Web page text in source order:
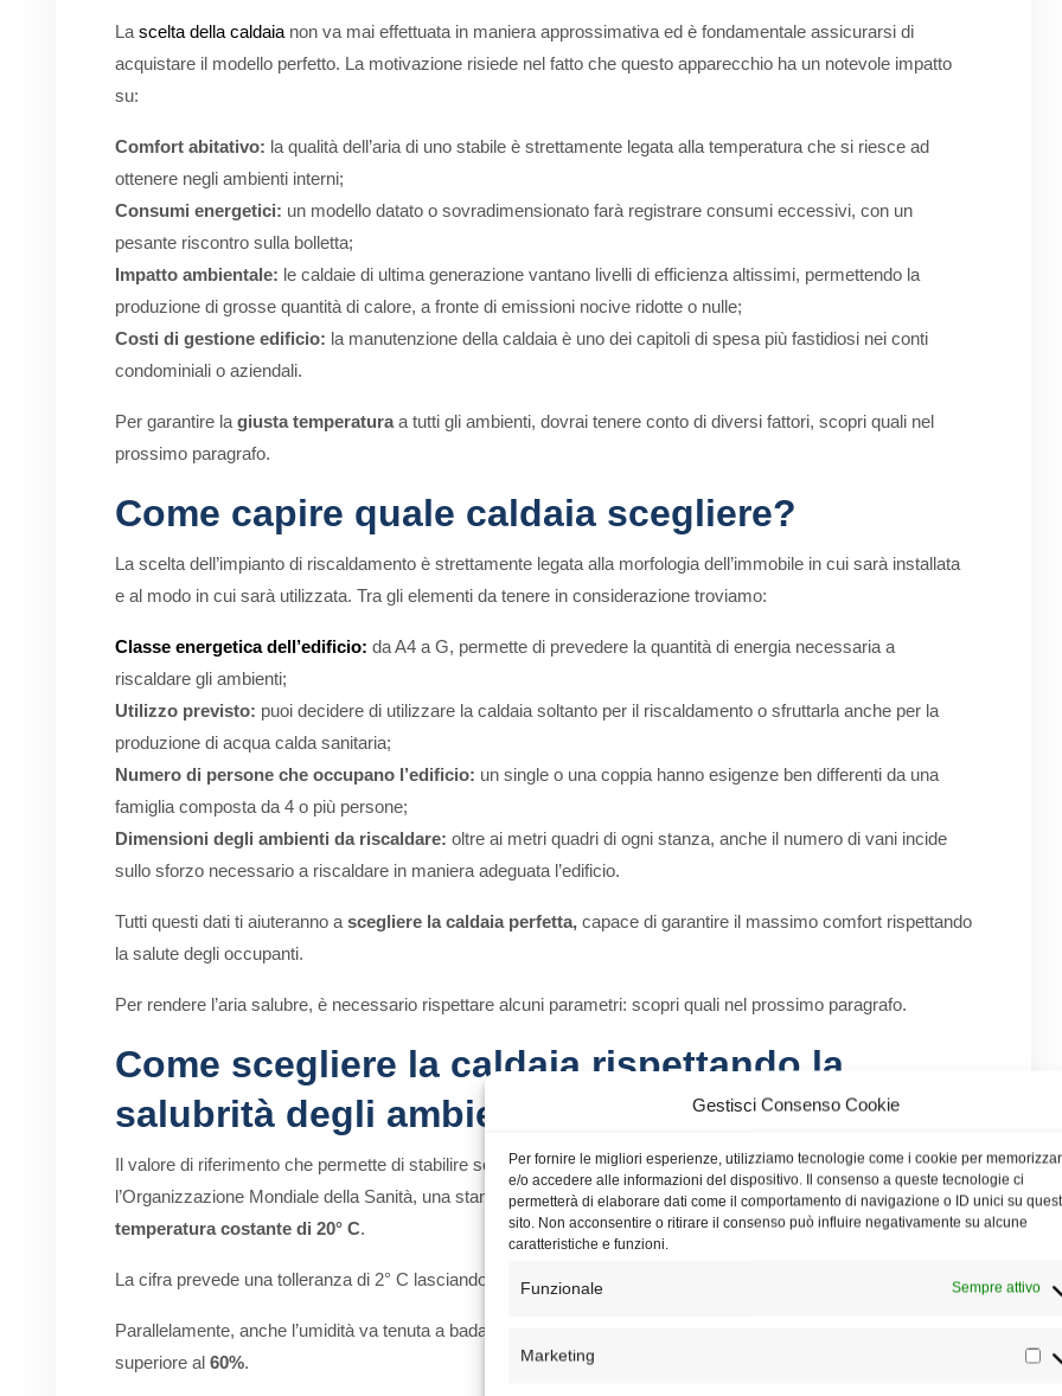
Gestisci Consenso Cookie
Per fornire le migliori esperienze, utilizziamo tecnologie come i cookie per
e/o accedere alle informazioni del dispositivo. Il consenso a queste tecnologie ci
permetterà di elaborare dati come il comportamento di navigazione o ID unici su
sito. Non acconsentire o ritirare il consenso può influire negativamente su alcune
caratteristiche e funzioni.
Funzionale Sempre attivo
Marketing
La scelta della caldaia non va mai effettuata in maniera approssimativa ed è fondamentale assicurarsi di
acquistare il modello perfetto. La motivazione risiede nel fatto che questo apparecchio ha un notevole impatto
su:
Comfort abitativo: la qualità dell’aria di uno stabile è strettamente legata alla temperatura che si riesce ad
ottenere negli ambienti interni;
Consumi energetici: un modello datato o sovradimensionato farà registrare consumi eccessivi, con un
pesante riscontro sulla bolletta;
Impatto ambientale: le caldaie di ultima generazione vantano livelli di efficienza altissimi, permettendo la
produzione di grosse quantità di calore, a fronte di emissioni nocive ridotte o nulle;
Costi di gestione edificio: la manutenzione della caldaia è uno dei capitoli di spesa più fastidiosi nei conti
condominiali o aziendali.
Per garantire la giusta temperaturaa tutti gli ambienti, dovrai tenere conto di diversi fattori, scopri quali nel
prossimo paragrafo.
Come capire quale caldaia scegliere?
La scelta dell’impianto di riscaldamento è strettamente legata alla morfologia dell’immobile in cui sarà installata
e al modo in cui sarà utilizzata. Tra gli elementi da tenere in considerazione troviamo:
Classe energetica dell’edificio: da A4 a G, permette di prevedere la quantità di energia necessaria a
riscaldare gli ambienti;
Utilizzo previsto: puoi decidere di utilizzare la caldaia soltanto per il riscaldamento o sfruttarla anche per la
produzione di acqua calda sanitaria;
Numero di persone che occupano l’edificio: un single o una coppia hanno esigenze ben differenti da una
famiglia composta da 4 o più persone;
Dimensioni degli ambienti da riscaldare: oltre ai metri quadri di ogni stanza, anche il numero di vani incide
sullo sforzo necessario a riscaldare in maniera adeguata l’edificio.
Tutti questi dati ti aiuteranno a scegliere la caldaia perfetta, capace di garantire il massimo comfort rispettando
la salute degli occupanti.
Per rendere l’aria salubre, è necessario rispettare alcuni parametri: scopri quali nel prossimo paragrafo.
Come scegliere la caldaia rispettando la
salubrità degli ambienti
Il valore di riferimento che permette di stabilire se un ambiente è salutare o meno è la temperatura. Secondo
l’Organizzazione Mondiale della Sanità, una stanza è in condizioni ottimale quando viene mantenuta una
temperatura costante di 20° C.
La cifra prevede una tolleranza di 2° C lasciando intendere che il range ideale è tra i 18° e i 22 °C.
Parallelamente, anche l’umidità va tenuta a bada ed è importante non superare mai un tasso percentuale
superiore al 60%.